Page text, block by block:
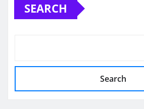
SEARCH
Search